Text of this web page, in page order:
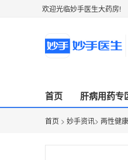
欢迎光临妙手医生大药房!
首页 肝病用药专
首页 > 妙手资讯> 两性健康